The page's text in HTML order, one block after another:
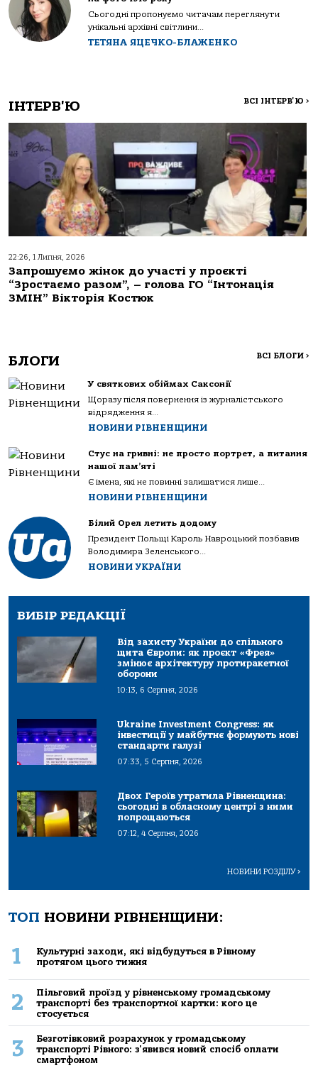
Сьогодні пропонуємо читачам переглянути
унікальні архівні світлини...
ТЕТЯНА ЯЦЕЧКО-БЛАЖЕНКО
ІНТЕРВ'Ю ВСІ ІНТЕРВ'Ю >
22:26, 1 Липня, 2026
Запрошуємо жінок до участі у проєкті
“Зростаємо разом”, – голова ГО “Інтонація
ЗМІН” Вікторія Костюк
БЛОГИ ВСІ БЛОГИ >
У святкових обіймах Саксонії
Щоразу після повернення із журналістського
відрядження я...
НОВИНИ РІВНЕНЩИНИ
Стус на гривні: не просто портрет, а питання
нашої пам’яті
Є імена, які не повинні залишатися лише...
НОВИНИ РІВНЕНЩИНИ
Білий Орел летить додому
Президент Польщі Кароль Навроцький позбавив
Володимира Зеленського...
НОВИНИ УКРАЇНИ
ВИБІР РЕДАКЦІЇ
Від захисту України до спільного
щита Європи: як проєкт «Фрея»
змінює архітектуру протиракетної
оборони
10:13, 6 Серпня, 2026
Ukraine Investment Congress: як
інвестиції у майбутнє формують нові
стандарти галузі
07:33, 5 Серпня, 2026
Двох Героїв утратила Рівненщина:
сьогодні в обласному центрі з ними
попрощаються
07:12, 4 Серпня, 2026
НОВИНИ РОЗДІЛУ>
ТОП НОВИНИ РІВНЕНЩИНИ:
1
Культурні заходи, які відбудуться в Рівному
протягом цього тижня
2
Пільговий проїзд у рівненському громадському
транспорті без транспортної картки: кого це
стосується
3
Безготівковий розрахунок у громадському
транспорті Рівного: з'явився новий спосіб оплати
смартфоном